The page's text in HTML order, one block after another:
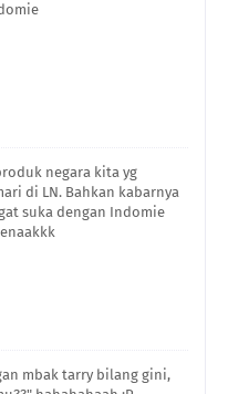
negara kita yg
di LN. Bahkan kabarnya
suka dengan Indomie
mbak tarry bilang gini,